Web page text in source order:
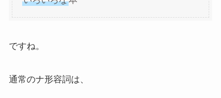
ですね。
通常のナ形容詞は、